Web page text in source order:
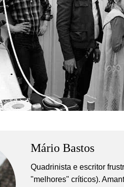
Mário Bastos
Quadrinista e escritor
"melhores" críticos).